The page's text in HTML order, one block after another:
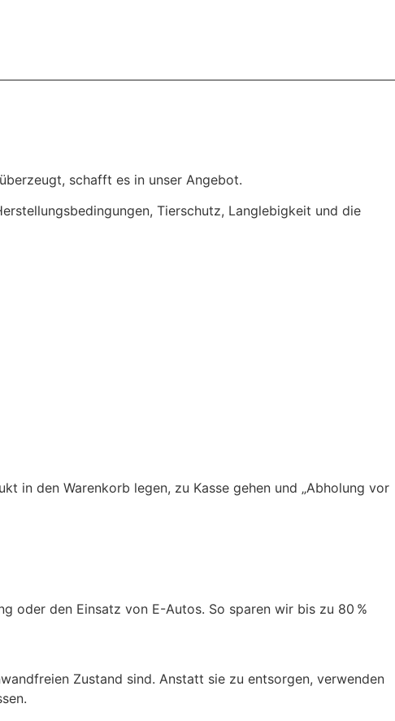
schafft es in unser Angebot.
Tierschutz, Langlebigkeit und die
in den Warenkorb legen, zu Kasse gehen und „Abholung vor
oder den Einsatz von E-Autos. So sparen wir bis zu 80 %
Zustand sind. Anstatt sie zu entsorgen, verwenden